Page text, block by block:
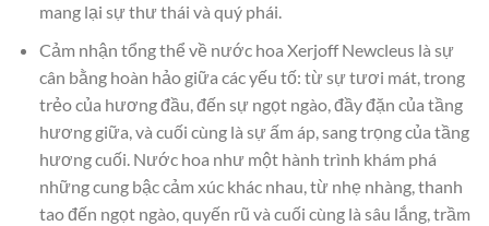
mang lại sự thư thái và quý phái.
Cảm nhận tổng thể về nước hoa Xerjoff Newcleus là sự
cân bằng hoàn hảo giữa các yếu tố: từ sự tươi mát, trong
trẻo của hương đầu, đến sự ngọt ngào, đầy đặn của tầng
hương giữa, và cuối cùng là sự ấm áp, sang trọng của tầng
hương cuối. Nước hoa như một hành trình khám phá
những cung bậc cảm xúc khác nhau, từ nhẹ nhàng, thanh
tao đến ngọt ngào, quyến rũ và cuối cùng là sâu lắng, trầm